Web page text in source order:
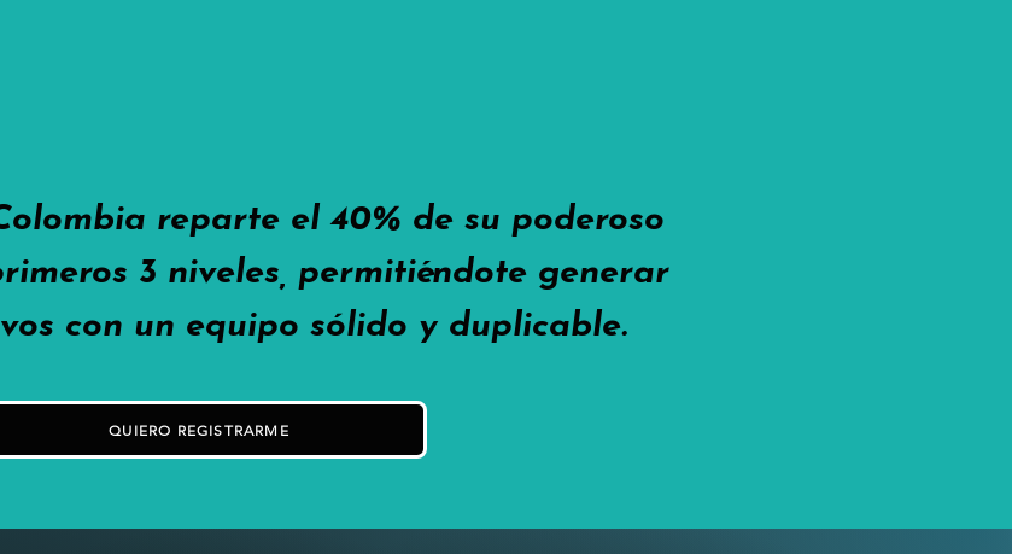
reparte el 40% de su poderoso
3 niveles, permitiéndote generar
con un equipo sólido y duplicable.
QUIERO REGISTRARME